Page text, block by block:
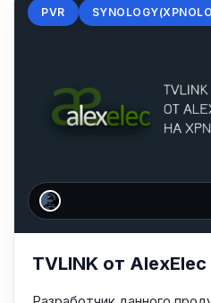
PVR
TVLINK от AlexElec